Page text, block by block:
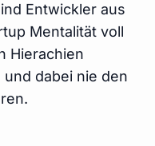
Entwickler aus
Mentalität voll
Hierachien
dabei nie den